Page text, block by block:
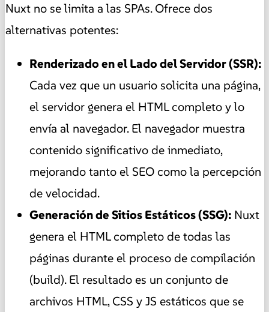
Nuxt no se limita a las SPAs. Ofrece dos
alternativas potentes:
Renderizado en el Lado del Servidor (SSR):
Cada vez que un usuario solicita una página,
el servidor genera el HTML completo y lo
envía al navegador. El navegador muestra
contenido significativo de inmediato,
mejorando tanto el SEO como la percepción
de velocidad.
Generación de Sitios Estáticos (SSG): Nuxt
genera el HTML completo de todas las
páginas durante el proceso de compilación
(build). El resultado es un conjunto de
archivos HTML, CSS y JS estáticos que se